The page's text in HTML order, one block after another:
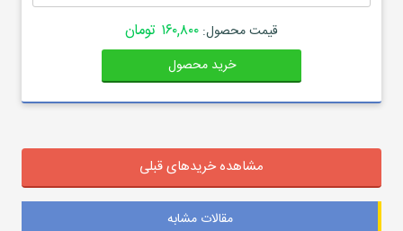
قیمت محصول: ۱۶۰,۸۰۰ تومان
خرید محصول
مشاهده خریدهای قبلی
مقالات مشابه